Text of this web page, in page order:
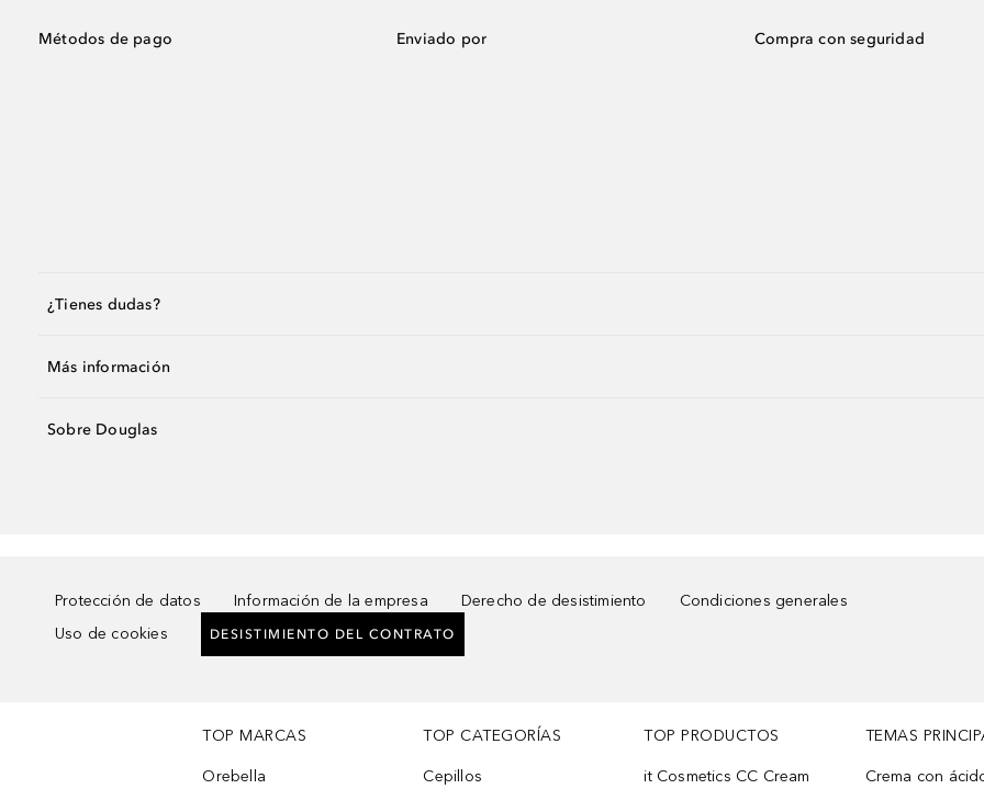
Métodos de pago Enviado por Compra con seguridad
¿Tienes dudas?
Más información
Sobre Douglas
Protección de datos Información de la empresa Derecho de desistimiento
Condiciones generales
Uso de cookies
DESISTIMIENTO DEL CONTRATO
TOP MARCAS
Orebella
TOP CATEGORÍAS
Cepillos
TOP PRODUCTOS
it Cosmetics CC Cream
TEMAS
Crema con